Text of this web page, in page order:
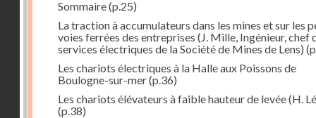
Sommaire(p.25)
La traction à accumulateurs dans les mines et sur les
voies ferrées des entreprises (J. Mille, Ingénieur, chef
services électriques de la Société de Mines de Lens)
Les chariots électriques à la Halle aux Poissons de
Boulogne-sur-mer(p.36)
Les chariots élévateurs à faible hauteur de levée (H.
(p.38)